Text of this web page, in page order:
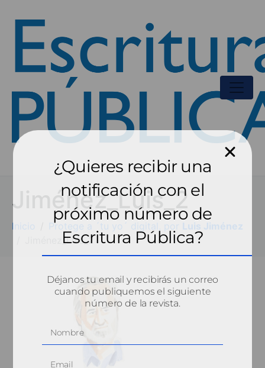
Jiménez_Luis_2
Inicio Protege a ´tu yo´ digital, por Luis Jiménez
Jiménez_Luis_2
¿Quieres recibir una
notificación con el
próximo número de
Escritura Pública?
Déjanos tu email y recibirás un correo
cuando publiquemos el siguiente
número de la revista.